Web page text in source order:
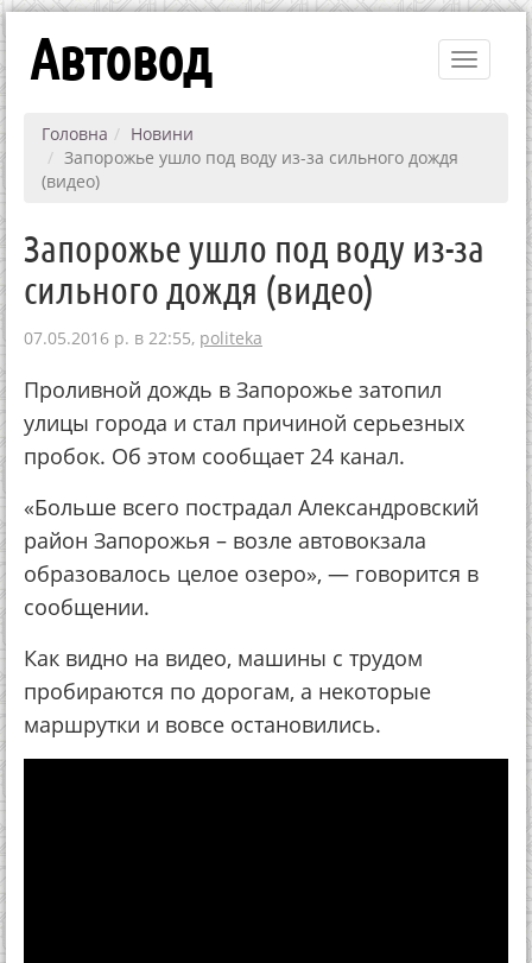
Toggle
Автовод
Головна
Новини
Запорожье ушло под воду из-за сильного дождя
(видео)
Запорожье ушло под воду из-за
сильного дождя (видео)
07.05.2016 р. в 22:55, politeka
Проливной дождь в Запорожье затопил
улицы города и стал причиной серьезных
пробок. Об этом сообщает 24 канал.
«Больше всего пострадал Александровский
район Запорожья – возле автовокзала
образовалось целое озеро», — говорится в
сообщении.
Как видно на видео, машины с трудом
пробираются по дорогам, а некоторые
маршрутки и вовсе остановились.